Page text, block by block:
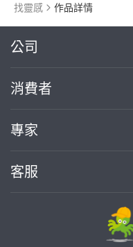
找靈感 作品詳情
公司
關於我們
部落格
加入我們
消費者
買服務
熱門服務
專家
案件中心
客服
繼續完成